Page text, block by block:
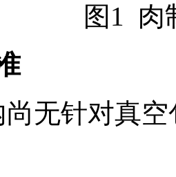
图1 肉
尚无针对真